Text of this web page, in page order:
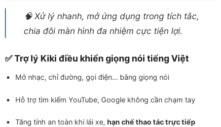
🧠 Xử lý nhanh, mở ứng dụng trong tích tắc,
chia đôi màn hình đa nhiệm cực tiện lợi.
✅ Trợ lý Kiki điều khiển giọng nói tiếng Việt
Mở nhạc, chỉ đường, gọi điện… bằng giọng nói
Hỗ trợ tìm kiếm YouTube, Google không cần chạm tay
Tăng tính an toàn khi lái xe, hạn chế thao tác trực tiếp